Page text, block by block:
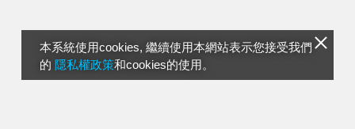
本系統使用cookies, 繼續使用本網站表示您接受我們
的 隱私權政策和cookies的使用。